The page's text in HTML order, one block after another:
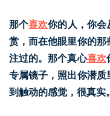
那个喜欢你的人，你会
赏，而在他眼里你的
注过的。那个真心喜欢
专属镜子，照出你潜
到触动的感觉，很真实。